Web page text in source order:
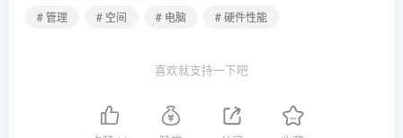
# 管理
# 空间 # 电脑 # 硬件性能
喜欢就支持一下吧